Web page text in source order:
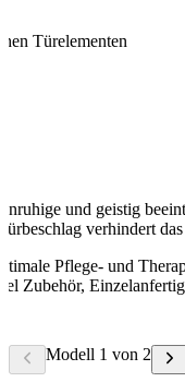
Türelementen
und geistig
verhindert
Pflege- und
Zubehör,
Modell 1 von 2